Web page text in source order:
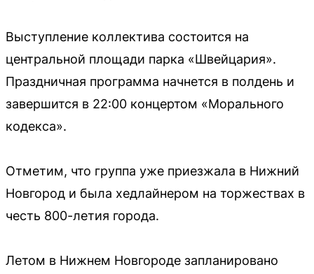
Выступление коллектива состоится на
центральной площади парка «Швейцария».
Праздничная программа начнется в полдень и
завершится в 22:00 концертом «Морального
кодекса».
Отметим, что группа уже приезжала в Нижний
Новгород и была хедлайнером на торжествах в
честь 800-летия города.
Летом в Нижнем Новгороде запланировано